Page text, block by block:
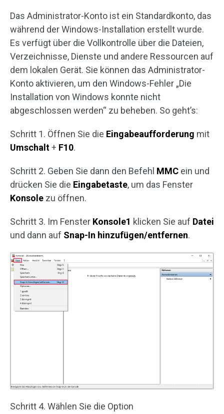
Das Administrator-Konto ist ein Standardkonto, das
während der Windows-Installation erstellt wurde.
Es verfügt über die Vollkontrolle über die Dateien,
Verzeichnisse, Dienste und andere Ressourcen auf
dem lokalen Gerät. Sie können das Administrator-
Konto aktivieren, um den Windows-Fehler „Die
Installation von Windows konnte nicht
abgeschlossen werden“ zu beheben. So geht’s:
Schritt 1. Öffnen Sie die Eingabeaufforderung mit
Umschalt+ F10.
Schritt 2. Geben Sie dann den Befehl MMC ein und
drücken Sie die Eingabetaste, um das Fenster
Konsole zu öffnen.
Schritt 3. Im Fenster Konsole1 klicken Sie auf Datei
und dann auf Snap-In hinzufügen/entfernen.
Schritt 4. Wählen Sie die Option